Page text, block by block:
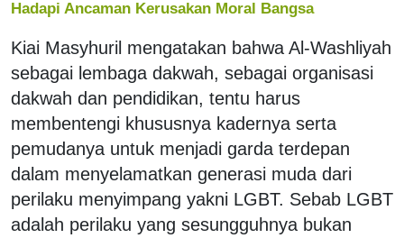
Hadapi Ancaman Kerusakan Moral Bangsa
Kiai Masyhuril mengatakan bahwa Al-Washliyah
sebagai lembaga dakwah, sebagai organisasi
dakwah dan pendidikan, tentu harus
membentengi khususnya kadernya serta
pemudanya untuk menjadi garda terdepan
dalam menyelamatkan generasi muda dari
perilaku menyimpang yakni LGBT. Sebab LGBT
adalah perilaku yang sesungguhnya bukan